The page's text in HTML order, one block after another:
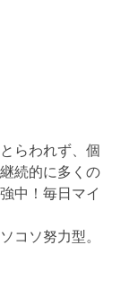
らわれず、個
続的に多くの
中！毎日マイ
コソ努力型。